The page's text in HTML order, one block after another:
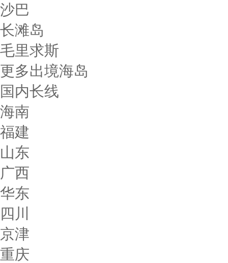
沙巴
长滩岛
毛里求斯
更多出境海岛
国内长线
海南
福建
山东
广西
华东
四川
京津
重庆